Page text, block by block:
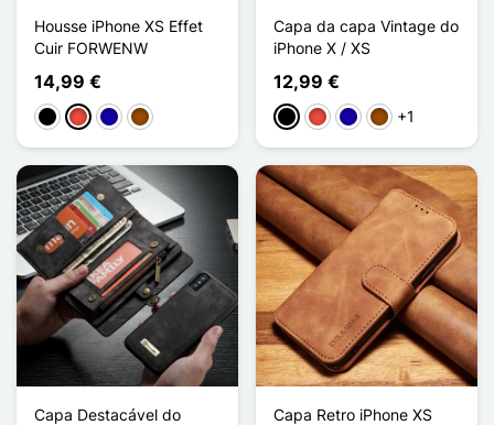
Housse iPhone XS Effet
Cuir FORWENW
14,99 €
PretoVermelhoAzul Escuro
Castanho
Capa da capa Vintage do
iPhone X / XS
12,99 €
PretoVermelhoAzul Escuro
Castanho
+1
Capa Destacável do
Capa Retro iPhone XS